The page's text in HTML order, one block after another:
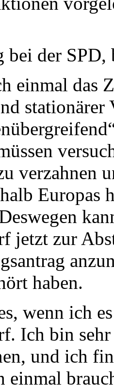
bei der
einmal das
verzahnen
jetzt zur
haben.
wenn ich
Ich bin
und ich
einmal